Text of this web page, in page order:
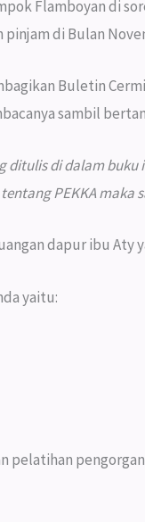
Flamboyan di
di Bulan
Buletin
sambil
ditulis di dalam
PEKKA
dapur ibu
yaitu:
pelatihan